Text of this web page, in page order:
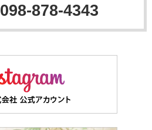
098-878-4343